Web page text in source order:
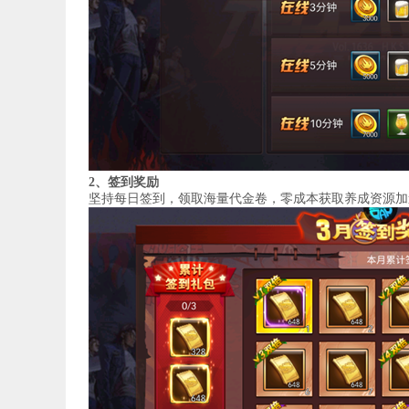
2、签到奖励
坚持每日签到，领取海量代金卷，零成本获取养成资源